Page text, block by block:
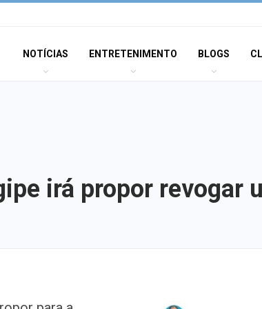
NOTÍCIAS ENTRETENIMENTO BLOGS
irá propor revogar